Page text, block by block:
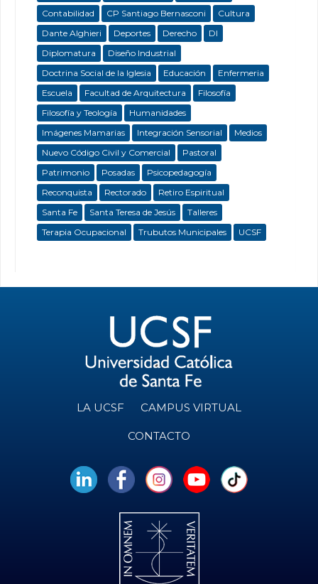
Contabilidad
CP Santiago Bernasconi
Cultura
Dante Alghieri
Deportes Derecho
DI
Diplomatura
Diseño Industrial
Doctrina Social de la Iglesia
Educación
Enfermeria
Escuela
Facultad de Arquitectura
Filosofía
Filosofía y Teología
Humanidades
Imágenes Mamarias
Integración Sensorial
Medios
Nuevo Código Civil y Comercial
Pastoral
Patrimonio
Posadas
Psicopedagogía
Reconquista
Rectorado
Retiro Espiritual
Santa Fe
Santa Teresa de Jesús
Talleres
Terapia Ocupacional
Trubutos Municipales UCSF
LA UCSF CAMPUS VIRTUAL
CONTACTO